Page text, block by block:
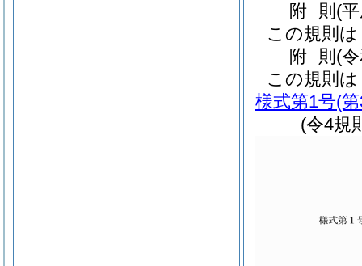
附 則 (
この規則
附 則 (
この規則
様式第1号(
(令4規